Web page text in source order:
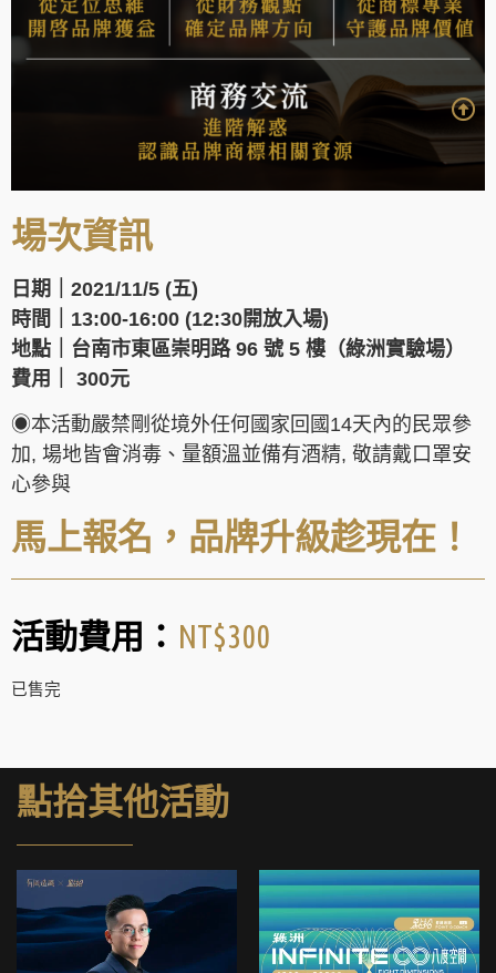
場次資訊
日期｜2021/11/5 (五)
時間｜13:00-16:00 (12:30開放入場)
地點｜台南市東區崇明路 96 號 5 樓（綠洲實驗場）
費用｜ 300元
◉本活動嚴禁剛從境外任何國家回國14天內的民眾參
加, 場地皆會消毒、量額溫並備有酒精, 敬請戴口罩安
心參與
馬上報名，品牌升級趁現在！
活動費用： NT$300
已售完
點拾其他活動